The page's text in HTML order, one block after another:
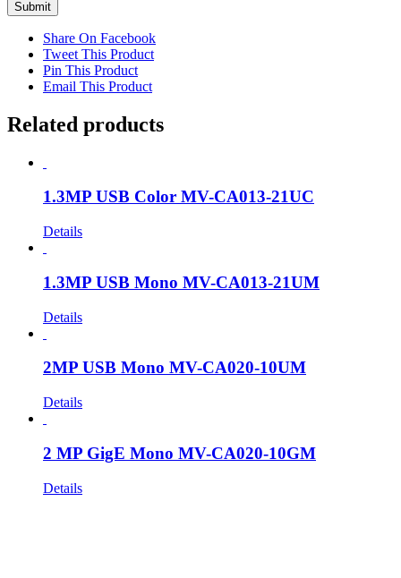
Share On Facebook
Tweet This Product
Pin This Product
Email This Product
Related products
1.3MP USB Color MV-CA013-21UC
Details
1.3MP USB Mono MV-CA013-21UM
Details
2MP USB Mono MV-CA020-10UM
Details
2 MP GigE Mono MV-CA020-10GM
Details